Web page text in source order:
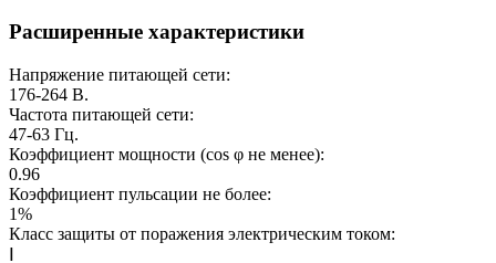
Расширенные характеристики
Напряжение питающей сети:
176-264 В.
Частота питающей сети:
47-63 Гц.
Коэффициент мощности (cos φ не менее):
0.96
Коэффициент пульсации не более:
1%
Класс защиты от поражения электрическим током: